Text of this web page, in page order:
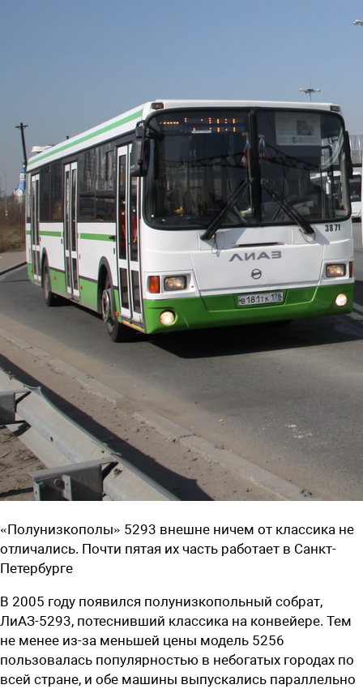
«Полунизкополы» 5293 внешне ничем от классика не
отличались. Почти пятая их часть работает в Санкт-
Петербурге
В 2005 году появился полунизкопольный собрат,
ЛиАЗ-5293, потеснивший классика на конвейере. Тем
не менее из-за меньшей цены модель 5256
пользовалась популярностью в небогатых городах по
всей стране, и обе машины выпускались параллельно